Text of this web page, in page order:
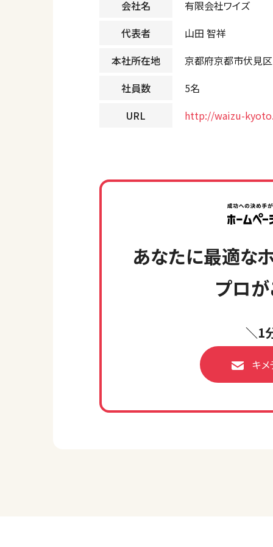
会社名
有限会社ワイズ
代表者
山田 智祥
本社所在地
京都府京都市伏見
社員数
5名
URL
http://waizu-
あなたに最適な
プロが
＼1
キ